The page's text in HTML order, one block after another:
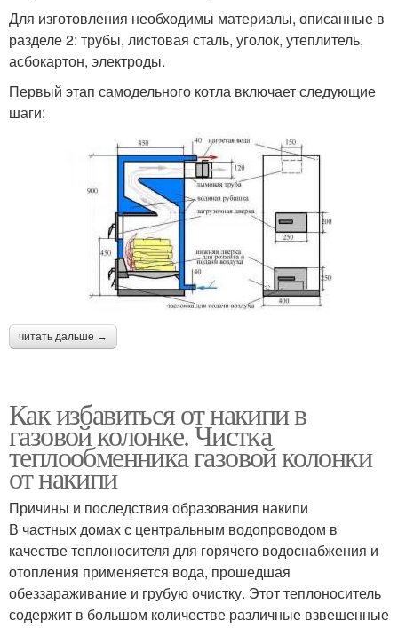
Для изготовления необходимы материалы, описанные в
разделе 2: трубы, листовая сталь, уголок, утеплитель,
асбокартон, электроды.
Первый этап самодельного котла включает следующие
шаги:
читать дальше →
Как избавиться от накипи в
газовой колонке. Чистка
теплообменника газовой колонки
от накипи
Причины и последствия образования накипи
В частных домах с центральным водопроводом в
качестве теплоносителя для горячего водоснабжения и
отопления применяется вода, прошедшая
обеззараживание и грубую очистку. Этот теплоноситель
содержит в большом количестве различные взвешенные